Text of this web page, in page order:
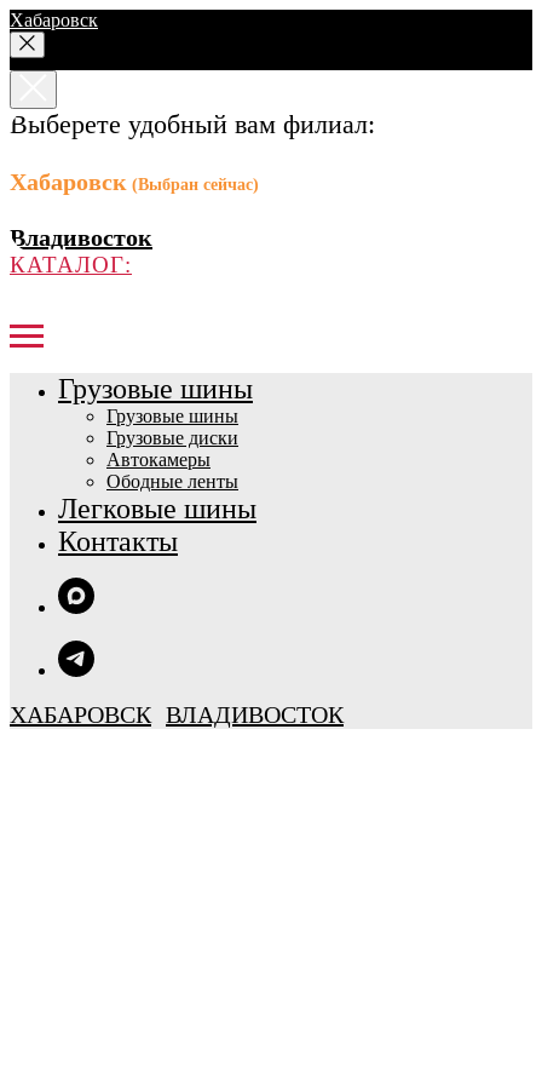
Хабаровск
Выберете удобный вам филиал:
Хабаровск (Выбран сейчас)
Владивосток
КАТАЛОГ:
Грузовые шины
Грузовые шины
Грузовые диски
Автокамеры
Ободные ленты
Легковые шины
Контакты
ХАБАРОВСК ВЛАДИВОСТОК